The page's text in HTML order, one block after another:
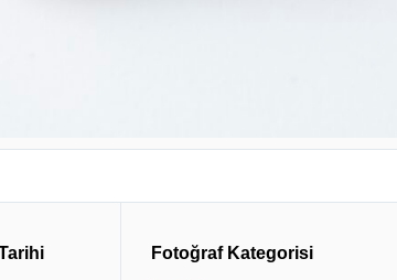
Fotoğraf Kategorisi